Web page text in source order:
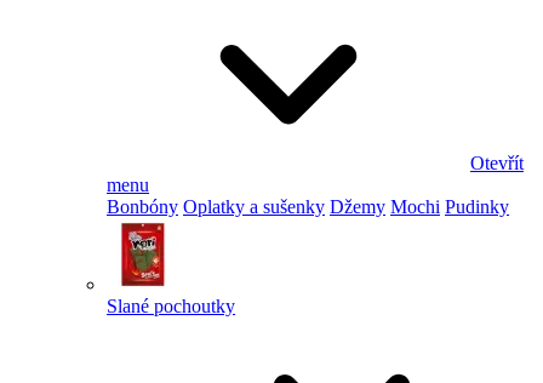
Otevřít
menu
Bonbóny Oplatky a sušenky Džemy Mochi Pudinky
Slané pochoutky